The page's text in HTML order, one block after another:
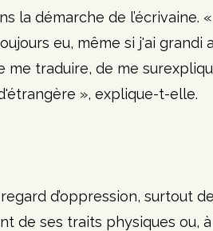
la démarche de l’écrivaine.
eu, même si j'ai grandi
me traduire, de me
», explique-t-elle.
d’oppression, surtout
de ses traits physiques ou,